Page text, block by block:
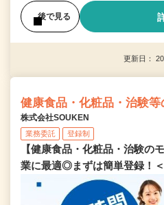
後で見る
更新日：
健康食品・化粧品・治験等
株式会社SOUKEN
業務委託 登録制
【健康食品・化粧品・治験の
業に最適◎まずは簡単登録！